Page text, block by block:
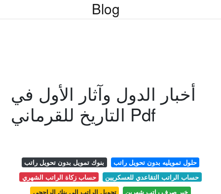
Blog
أخبار الدول وآثار الأول في
التاريخ للقرماني Pdf
بنوك تمويل بدون تحويل راتب
حلول تمويليه بدون تحويل راتب
حساب زكاة الراتب الشهري
حساب الراتب التقاعدي للعسكريين
تحويل الراتب الى بنك الراجحي
خبر صرف راتب شهرين